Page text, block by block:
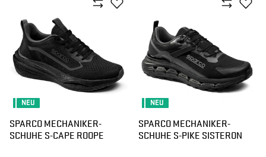
NEU
SPARCO MECHANIKER-
SCHUHE S-CAPE ROOPE
NEU
SPARCO MECHANIKER-
SCHUHE S-PIKE SISTERON